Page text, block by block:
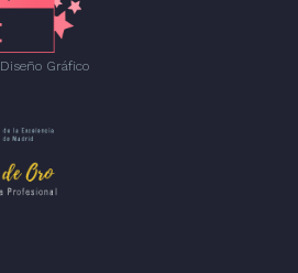
Diseño Gráfico